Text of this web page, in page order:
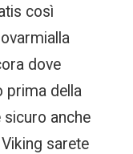
così
dove
prima della
sicuro anche
sarete